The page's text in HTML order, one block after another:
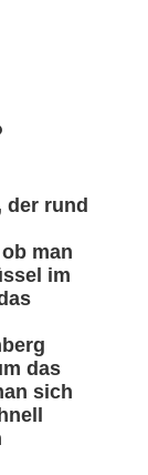
der rund
man
im
das
sich